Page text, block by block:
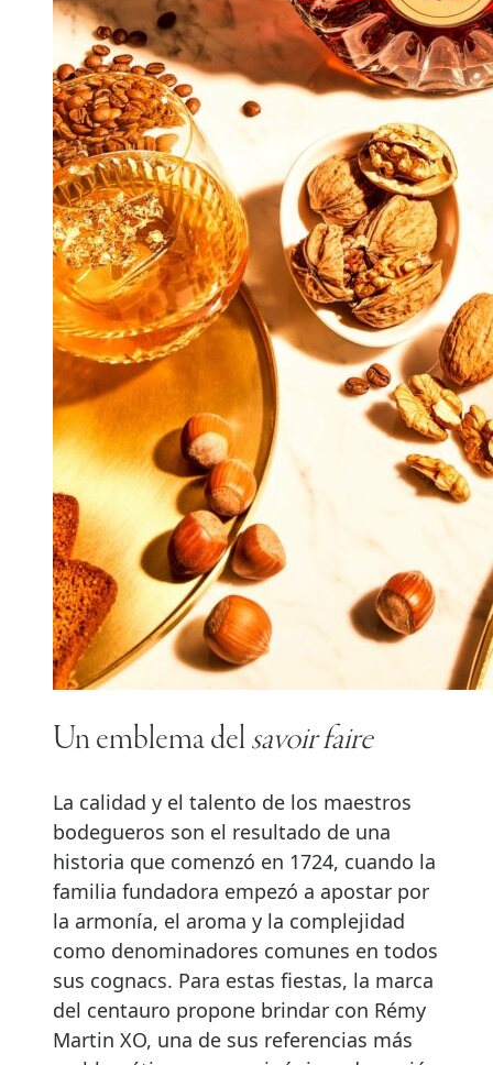
Un emblema delsavoir faire
La calidad y el talento de los maestros
bodegueros son el resultado de una
historia que comenzó en 1724, cuando la
familia fundadora empezó a apostar por
la armonía, el aroma y la complejidad
como denominadores comunes en todos
sus cognacs. Para estas fiestas, la marca
del centauro propone brindar con Rémy
Martin XO, una de sus referencias más